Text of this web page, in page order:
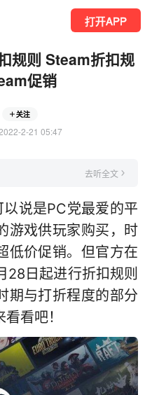
打开APP
规则 Steam折扣规
促销
关注
2022-2-21 05:47
去听全文
说是PC党最爱的平
游戏供玩家购买，时
低价促销。但官方在
日起进行折扣规则
期与打折程度的部分
看吧！